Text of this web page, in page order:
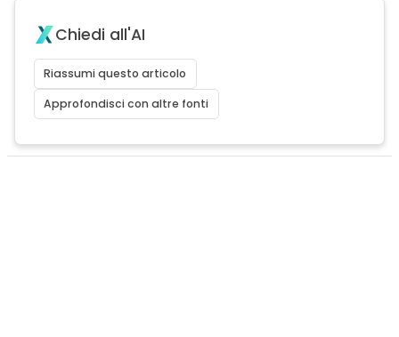
Chiedi all'AI
Riassumi questo articolo
Approfondisci con altre fonti